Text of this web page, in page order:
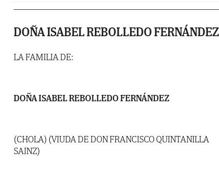
DOÑA ISABEL REBOLLEDO FERNÁNDEZ
LA FAMILIA DE:
DOÑA ISABEL REBOLLEDO FERNÁNDEZ
(CHOLA) (VIUDA DE DON FRANCISCO QUINTANILLA
SAINZ)